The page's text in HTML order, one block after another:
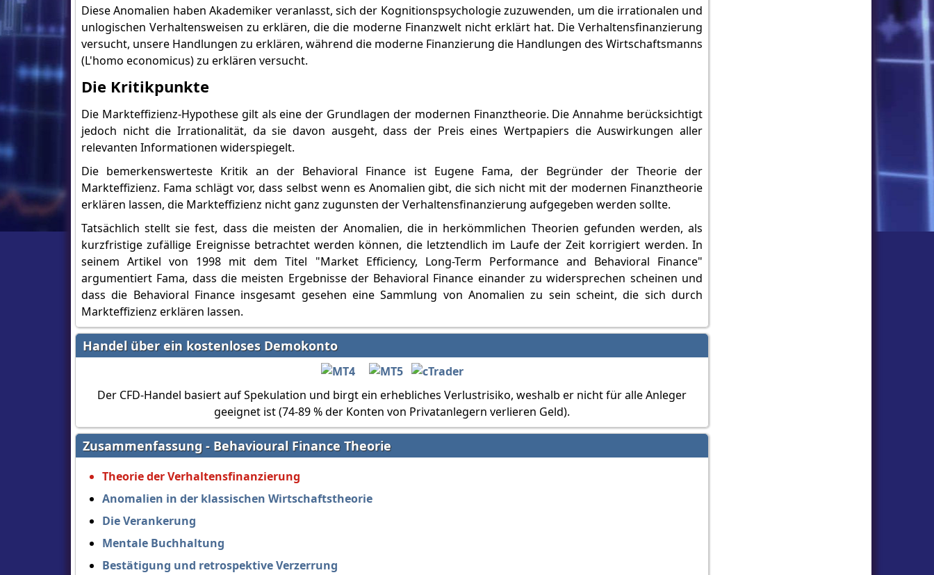
Diese Anomalien haben Akademiker veranlasst, sich der Kognitionspsychologie zuzuwenden, um die irrationalen und
unlogischen Verhaltensweisen zu erklären, die die moderne Finanzwelt nicht erklärt hat. Die Verhaltensfinanzierung
versucht, unsere Handlungen zu erklären, während die moderne Finanzierung die Handlungen des Wirtschaftsmanns
(L'homo economicus) zu erklären versucht.
Die Kritikpunkte
Die Markteffizienz-Hypothese gilt als eine der Grundlagen der modernen Finanztheorie. Die Annahme berücksichtigt
jedoch nicht die Irrationalität, da sie davon ausgeht, dass der Preis eines Wertpapiers die Auswirkungen aller
relevanten Informationen widerspiegelt.
Die bemerkenswerteste Kritik an der Behavioral Finance ist Eugene Fama, der Begründer der Theorie der
Markteffizienz. Fama schlägt vor, dass selbst wenn es Anomalien gibt, die sich nicht mit der modernen Finanztheorie
erklären lassen, die Markteffizienz nicht ganz zugunsten der Verhaltensfinanzierung aufgegeben werden sollte.
Tatsächlich stellt sie fest, dass die meisten der Anomalien, die in herkömmlichen Theorien gefunden werden, als
kurzfristige zufällige Ereignisse betrachtet werden können, die letztendlich im Laufe der Zeit korrigiert werden. In
seinem Artikel von 1998 mit dem Titel "Market Efficiency, Long-Term Performance and Behavioral Finance"
argumentiert Fama, dass die meisten Ergebnisse der Behavioral Finance einander zu widersprechen scheinen und
dass die Behavioral Finance insgesamt gesehen eine Sammlung von Anomalien zu sein scheint, die sich durch
Markteffizienz erklären lassen.
Handel über ein kostenloses Demokonto
Der CFD-Handel basiert auf Spekulation und birgt ein erhebliches Verlustrisiko, weshalb er nicht für alle Anleger
geeignet ist (74-89 % der Konten von Privatanlegern verlieren Geld).
Zusammenfassung - Behavioural Finance Theorie
Theorie der Verhaltensfinanzierung
Anomalien in der klassischen Wirtschaftstheorie
Die Verankerung
Mentale Buchhaltung
Bestätigung und retrospektive Verzerrung